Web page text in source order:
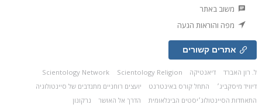
משוב באתר
מפה והוראות הגעה
אתרים קשורים
ל. רון האברד דיאנטיקה Scientology Network
Scientology Religion
דיוויד מיסקביג׳
התחל קורס באינטרנט
יועצים רוחניים מתנדבים של סיינטולוגיה
התאחדות הסיינטולוג׳יסטים הבינלאומית
הדרך אל האושר נרקונון